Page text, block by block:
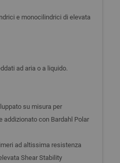
e monocilindrici di elevata
ad aria o a liquido.
su misura per
con Bardahl Polar
ad altissima resistenza
Shear Stability